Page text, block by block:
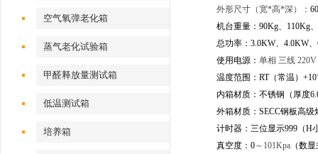
空气氧弹老化箱
蒸气老化试验箱
甲醛释放量测试箱
低温测试箱
培养箱
外形尺寸（宽*高*深）：
机台重量：90Kg、110Kg
总功率：3.0KW、4.0KW
使用电源： 单相 三线
温度范围：RT（常温）+10
内箱材质：不锈钢（厚度
外箱材质：SECC钢板高级
计时器：三位显示999（H
真空度：0～101Kpa （数